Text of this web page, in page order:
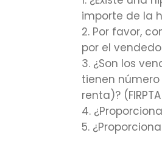
importe de la
Por favor,
por el
¿Son los
tienen
renta)?